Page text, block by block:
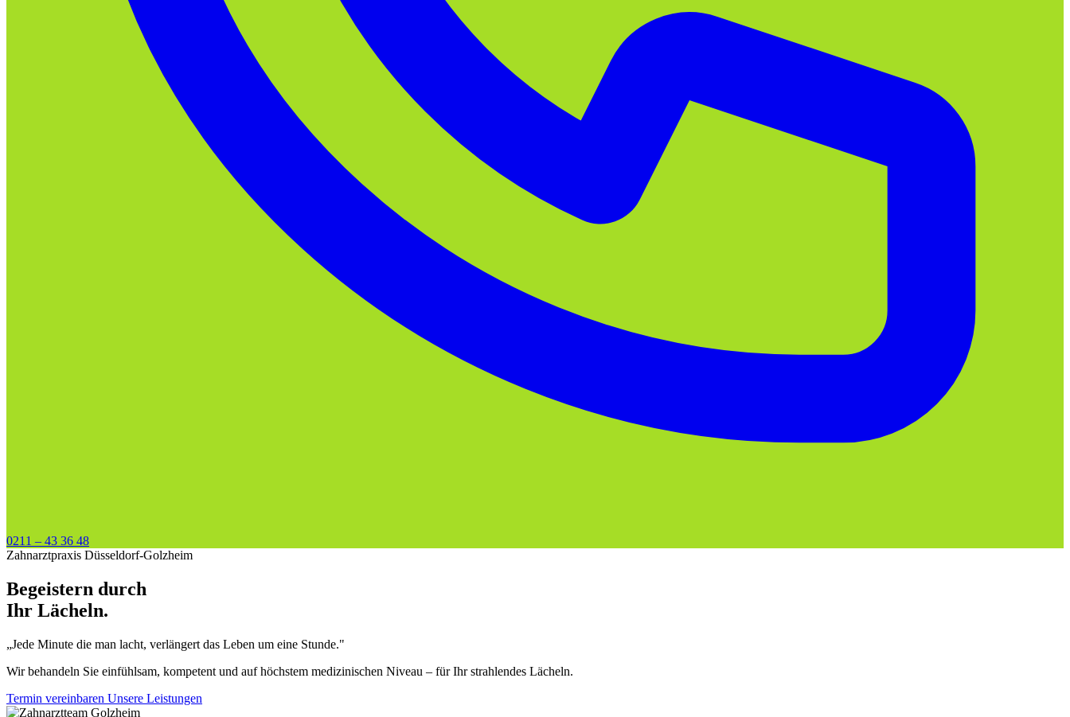
0211 – 43 36 48
Zahnarztpraxis Düsseldorf-Golzheim
Begeistern durch
Ihr Lächeln.
„Jede Minute die man lacht, verlängert das Leben um eine Stunde."
Wir behandeln Sie einfühlsam, kompetent und auf höchstem medizinischen Niveau – für Ihr strahlendes Lächeln.
Termin vereinbaren Unsere Leistungen